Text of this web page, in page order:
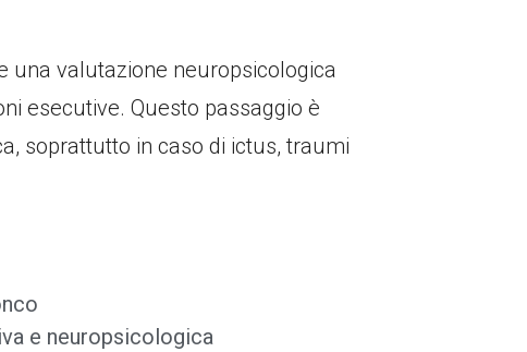
una valutazione neuropsicologica
esecutive. Questo passaggio è
soprattutto in caso di ictus, traumi
e neuropsicologica